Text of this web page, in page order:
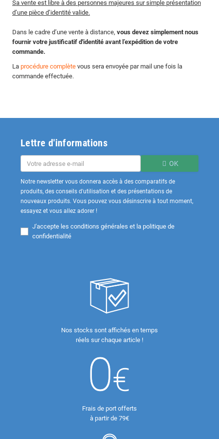
Sa vente est libre à des personnes majeures sur simple présentation
d’une pièce d’identité valide.
Dans le cadre d’une vente à distance, vous devez simplement nous
fournir votre justificatif d'identité avant l’expédition de votre
commande.
La procédure complète vous sera envoyée par mail une fois la
commande effectuée.
Lettre d'informations
OK
Notre newsletter vous donnera accès à des comparatifs de
produits, des conseils d'utilisation et des présentations de
nouveaux produits. Vous pouvez vous désinscrire à tout moment,
essayez et vous allez adorer !
J'accepte les conditions générales et la politique de
confidentialité
Nos stocks sont affichés en temps
réels sur chaque article !
Frais de port offerts
à partir de 79€